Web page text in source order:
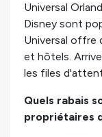
Universal
Disney sont
Universal offre
et hôtels.
les files
Quels rabais
propriétaires